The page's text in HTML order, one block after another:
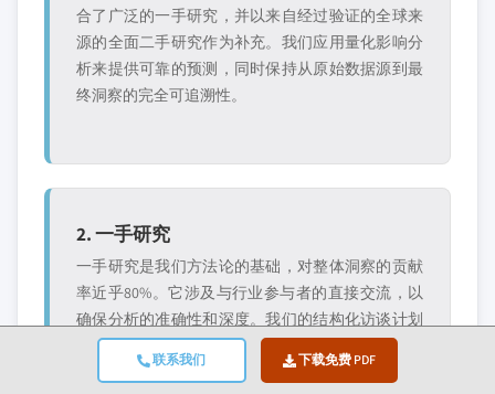
联系我们 下载免费 PDF
合了广泛的一手研究，并以来自经过验证的全球来
源的全面二手研究作为补充。我们应用量化影响分
析来提供可靠的预测，同时保持从原始数据源到最
终洞察的完全可追溯性。
2. 一手研究
一手研究是我们方法论的基础，对整体洞察的贡献
率近乎80%。它涉及与行业参与者的直接交流，以
确保分析的准确性和深度。我们的结构化访谈计划
覆盖区域和全球市场，包括来自高管、总监和主题
专家的输入。这些互动提供战略、运营和技术视